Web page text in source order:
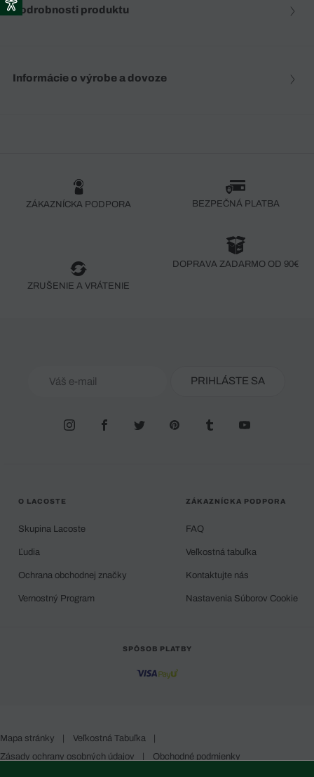
Podrobnosti produktu
Informácie o výrobe a dovoze
ZÁKAZNÍCKA PODPORA BEZPEČNÁ PLATBA
ZRUŠENIE A VRÁTENIE
DOPRAVA ZADARMO OD 90€
PRIHLÁSTE SA
O LACOSTE
Skupina Lacoste
Ľudia
Ochrana obchodnej značky
Vernostný Program
ZÁKAZNÍCKA PODPORA
FAQ
Veľkostná tabuľka
Kontaktujte nás
Nastavenia Súborov Cookie
SPÔSOB PLATBY
Mapa stránky | Veľkostná Tabuľka
|
Zásady ochrany osobných údajov
| Obchodné podmienky